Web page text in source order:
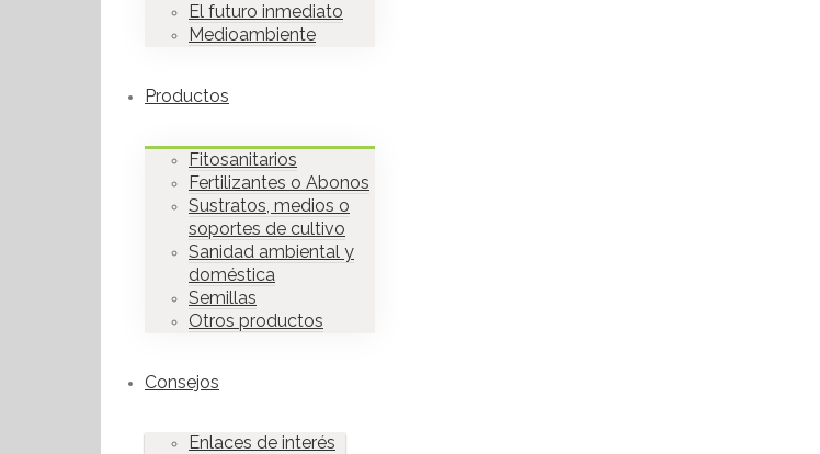
El futuro inmediato
Medioambiente
Productos
Fitosanitarios
Fertilizantes o Abonos
Sustratos, medios o
soportes de cultivo
Sanidad ambiental y
doméstica
Semillas
Otros productos
Consejos
Enlaces de interés